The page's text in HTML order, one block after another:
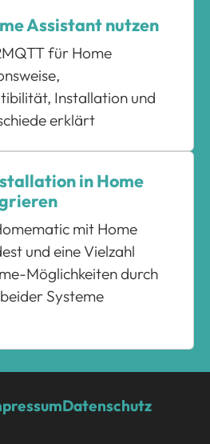
Assistant nutzen
für Home
Installation und
erklärt
in Home
mit Home
und eine Vielzahl
Möglichkeiten durch
Systeme
Datenschutz